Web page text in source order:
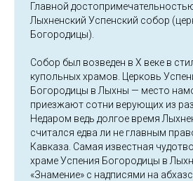
Главной
Лыхненский Успенский собор
Богородицы).
Собор был возведен в X веке в
купольных храмов. Церковь
Богородицы в Лыхны — место
приезжают сотни верующих из
Недаром ведь долгое время
считался едва ли не главным
Кавказа. Самая известная
храме Успения Богородицы в
«Знамение» с надписями на